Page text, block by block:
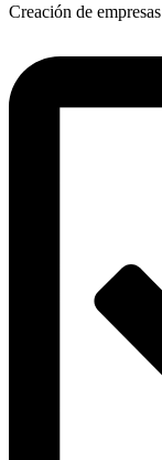
Creación de empresas